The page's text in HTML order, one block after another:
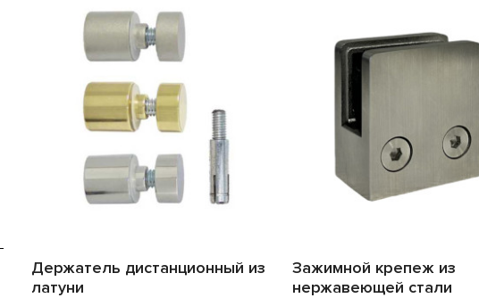
Держатель дистанционный из
латуни
Зажимной крепеж из
нержавеющей стали